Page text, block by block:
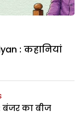
: कहानियां
बंजर का बीज